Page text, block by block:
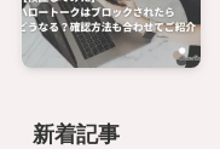
新着記事